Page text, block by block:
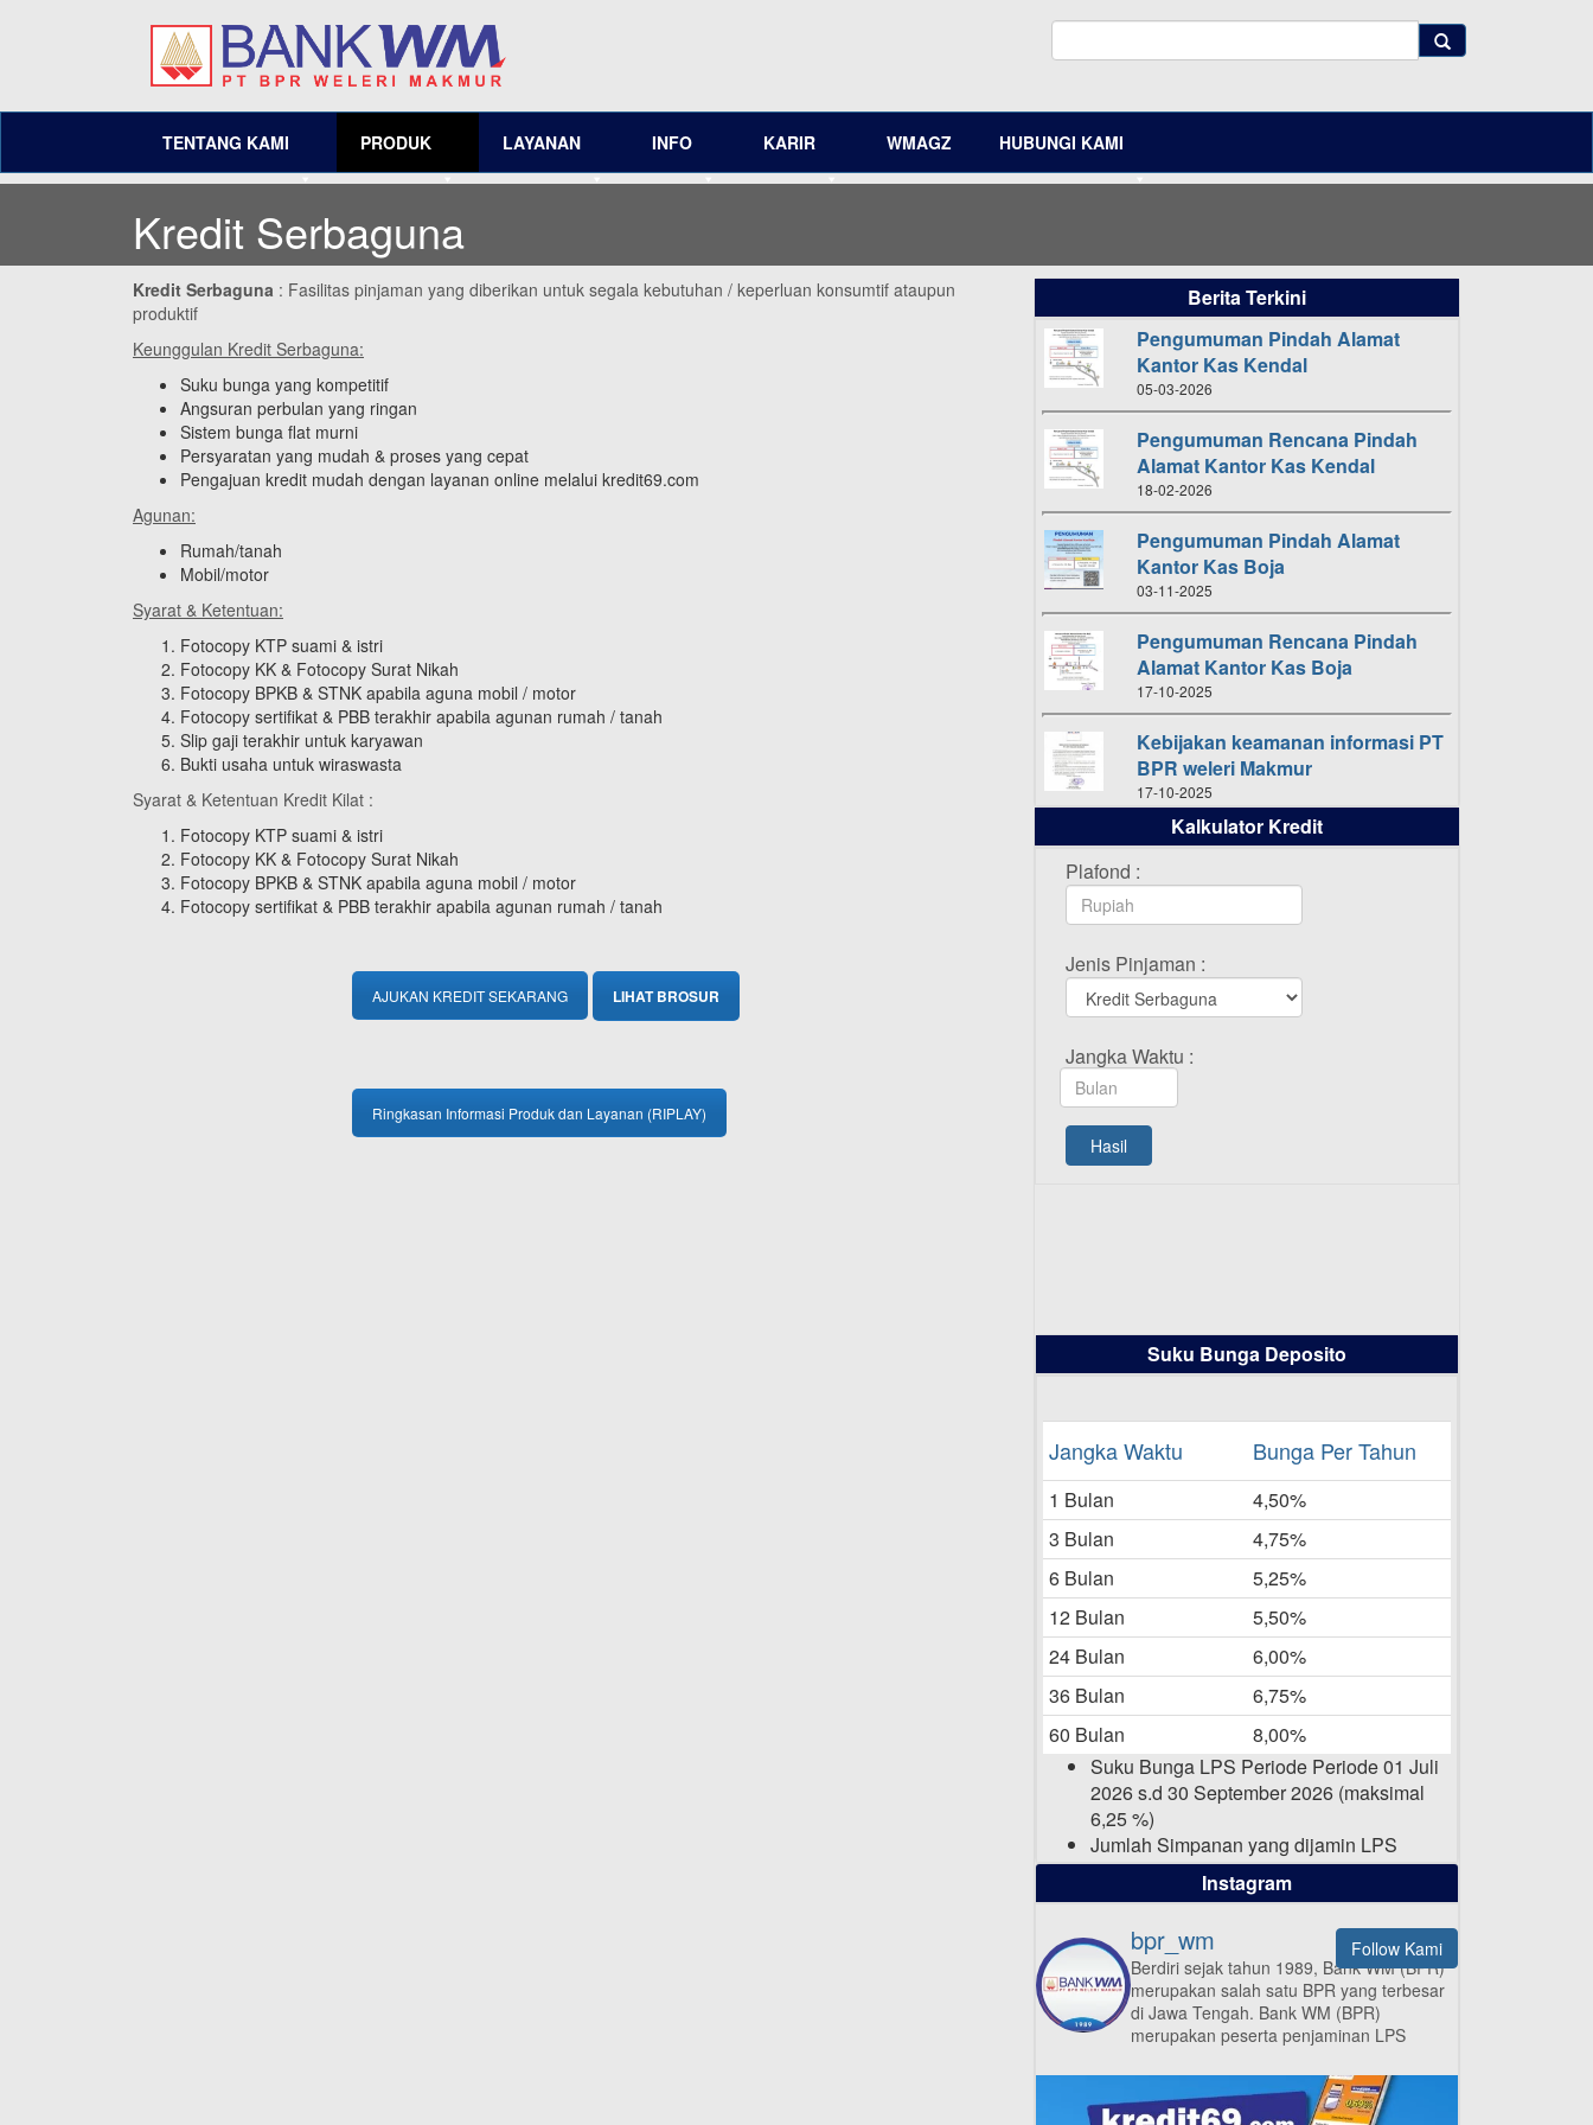
TENTANG KAMI PRODUK LAYANAN INFO KARIR WMAGZ HUBUNGI KAMI
Kredit Serbaguna
Kredit Serbaguna : Fasilitas pinjaman yang diberikan untuk segala kebutuhan / keperluan konsumtif ataupun
produktif
Keunggulan Kredit Serbaguna:
Suku bunga yang kompetitif
Angsuran perbulan yang ringan
Sistem bunga flat murni
Persyaratan yang mudah & proses yang cepat
Pengajuan kredit mudah dengan layanan online melalui kredit69.com
Agunan:
Rumah/tanah
Mobil/motor
Syarat & Ketentuan:
Fotocopy KTP suami & istri
Fotocopy KK & Fotocopy Surat Nikah
Fotocopy BPKB & STNK apabila aguna mobil / motor
Fotocopy sertifikat & PBB terakhir apabila agunan rumah / tanah
Slip gaji terakhir untuk karyawan
Bukti usaha untuk wiraswasta
Syarat & Ketentuan Kredit Kilat :
Fotocopy KTP suami & istri
Fotocopy KK & Fotocopy Surat Nikah
Fotocopy BPKB & STNK apabila aguna mobil / motor
Fotocopy sertifikat & PBB terakhir apabila agunan rumah / tanah
AJUKAN KREDIT SEKARANG LIHAT BROSUR
Ringkasan Informasi Produk dan Layanan (RIPLAY)
Berita Terkini
Pengumuman Pindah Alamat
Kantor Kas Kendal
05-03-2026
Pengumuman Rencana Pindah
Alamat Kantor Kas Kendal
18-02-2026
Pengumuman Pindah Alamat
Kantor Kas Boja
03-11-2025
Pengumuman Rencana Pindah
Alamat Kantor Kas Boja
17-10-2025
Kebijakan keamanan informasi PT
BPR weleri Makmur
17-10-2025
Daftar Pemenang Undian
TAMASHA Bulan Oktober 2025
16-10-2025
TAMASHA Bulan September 2025
20-09-2025
Daftar Pemenang Undian
TAMASHA Bulan Agustus 2025
Kantor Cabang Pati 13 Agustus
Daftar Pemenang Undian
16-06-2025
Daftar Pemenang Undian
TAMASHA Bulan Mei 2025
20-05-2025
Laporan Keuangan Berkelanjutan
06-05-2025
Daftar Pemenang Undian
TAMASHA Bulan April 2025
Pengumuman Nama Baru
Perusahaan
03-03-2025
Kalkulator Kredit
Plafond :
Jenis Pinjaman :
Jangka Waktu :
Hasil
Suku Bunga Deposito
Jangka Waktu Bunga Per Tahun
1 Bulan
4,50%
3 Bulan
4,75%
6 Bulan
5,25%
12 Bulan
5,50%
24 Bulan
6,00%
36 Bulan
6,75%
60 Bulan
8,00%
Suku Bunga LPS Periode Periode 01 Juli
2026 s.d 30 September 2026 (maksimal
6,25 %)
Jumlah Simpanan yang dijamin LPS
maksimal sampai dengan 2 Milyar Rupiah
per nasabah dalam satu bank
ISI APLIKASI SEKARANG
Instagram
Follow Kami
bpr_wm
Berdiri sejak tahun 1989, Bank WM (BPR)
merupakan salah satu BPR yang terbesar
di Jawa Tengah. Bank WM (BPR)
merupakan peserta penjaminan LPS